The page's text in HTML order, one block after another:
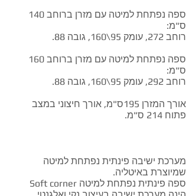
ספה נפתחת למיטה עם מזרן ברוחב 140
ס"מ:
רוחב 272, עומק 95\160, גובה 88.
ספה נפתחת למיטה עם מזרן ברוחב 160
ס"מ:
רוחב 292, עומק 95\160, גובה 88.
אורך המזרן 195ס"מ, אורך חיצוני במצב
פתוח 214 ס"מ.
מערכת ישיבה פינתית נפתחת למיטה
שמיוצרת באיטליה.
ספה פינתית נפתחת למיטה Soft corner